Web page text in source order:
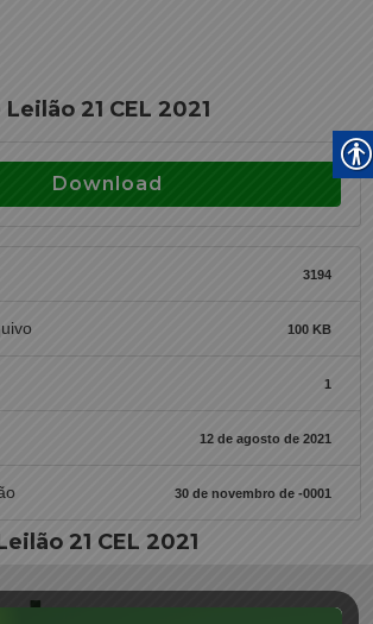
21 CEL 2021
Download
3194
100 KB
1
12 de agosto de 2021
30 de novembro de -0001
21 CEL 2021